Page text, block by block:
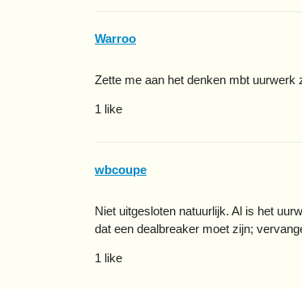
Warroo
Zette me aan het denken mbt uurwerk
1 like
wbcoupe
Niet uitgesloten natuurlijk. Al is het
dat een dealbreaker moet zijn;
1 like